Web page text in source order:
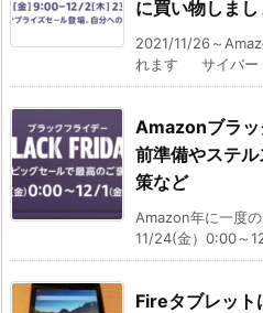
に買い物しまし
2021/11/26～
れます サイバー
Amazonブラッ
前準備やステ
策など
Amazon年に一度
11/24(金）0:00～
Fireタブレッ